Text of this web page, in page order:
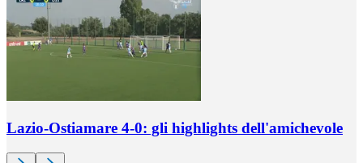
Lazio-Ostiamare 4-0: gli highlights dell'amichevole